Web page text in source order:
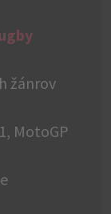
žánrov
MotoGP